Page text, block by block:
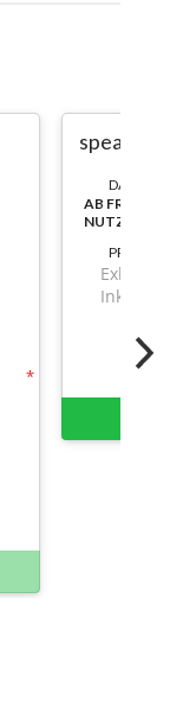
DAUER:
AB
NUTZBAR
PREIS
Exkl. Mwst.
Inkl. Mwst.